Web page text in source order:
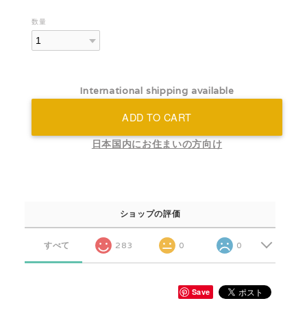
数量
International shipping available
ADD TO CART
日本国内にお住まいの方向け
ショップの評価
すべて 283 0 0
Save